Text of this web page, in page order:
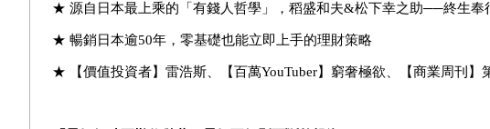
★ 源自日本最上乘的「有錢人哲學」，稻盛和夫&松下幸之助──終生奉
★ 暢銷日本逾50年，零基礎也能立即上手的理財策略
★ 【價值投資者】雷浩斯、【百萬YouTuber】窮奢極欲、【商業周刊】